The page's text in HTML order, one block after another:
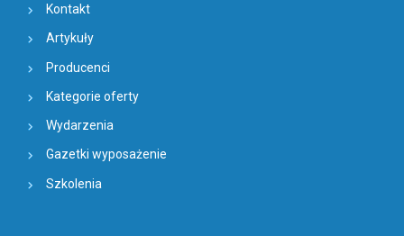
Kontakt
Artykuły
Producenci
Kategorie oferty
Wydarzenia
Gazetki wyposażenie
Szkolenia